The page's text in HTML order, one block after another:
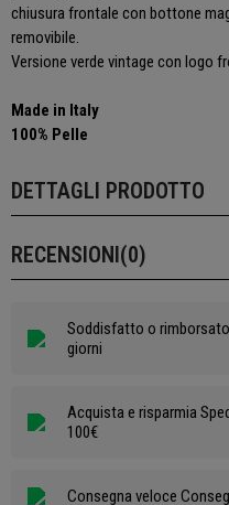
chiusura frontale con bottone
removibile.
Versione verde vintage con logo
Made in Italy
100% Pelle
DETTAGLI PRODOTTO
RECENSIONI(0)
Soddisfatto o
giorni
Acquista e risparmia
100€
Consegna veloce